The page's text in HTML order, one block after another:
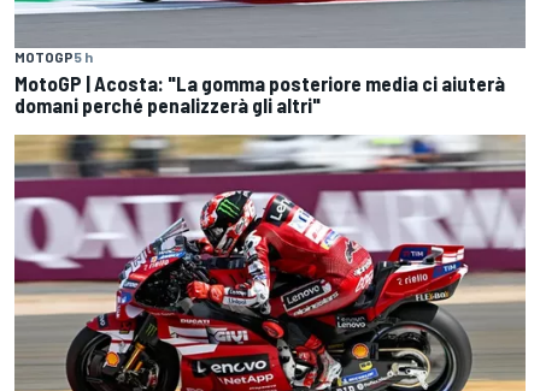
MOTOGP5 h
MotoGP | Acosta: "La gomma posteriore media ci aiuterà
domani perché penalizzerà gli altri"